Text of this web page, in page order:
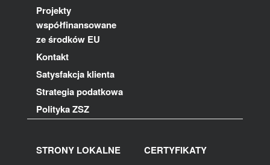
Projekty
współfinansowane
ze środków EU
Kontakt
Satysfakcja klienta
Strategia podatkowa
Polityka ZSZ
STRONY LOKALNE
CERTYFIKATY